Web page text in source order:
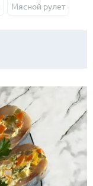
Мясной рулет